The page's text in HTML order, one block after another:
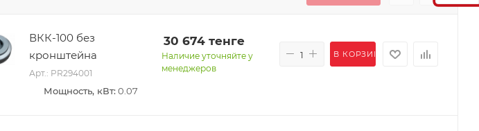
ВКК-100 без
кронштейна
Арт.: PR294001
30 674тенге
Наличие уточняйте у
менеджеров
В КОРЗИНУ
Мощность, кВт: 0.07